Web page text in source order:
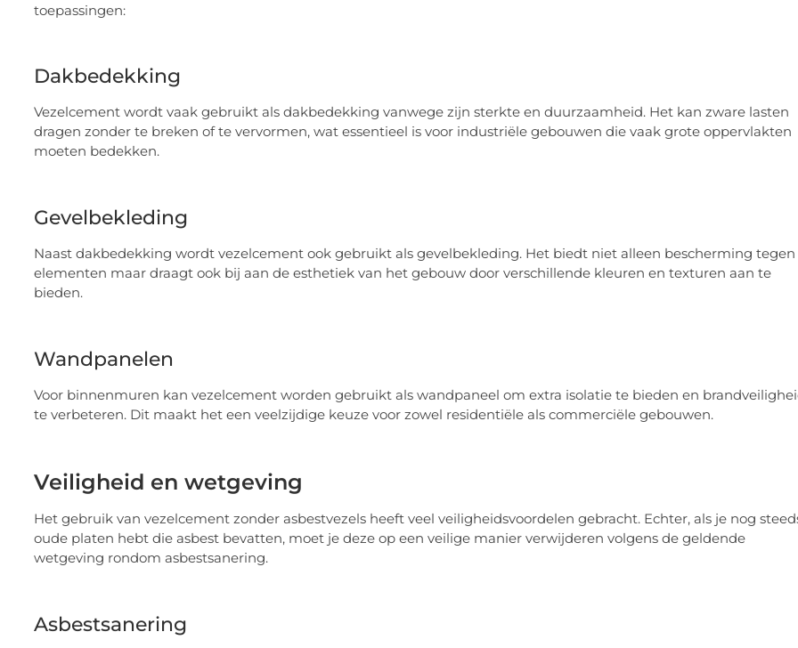
toepassingen:
Dakbedekking
Vezelcement wordt vaak gebruikt als dakbedekking vanwege zijn sterkte en duurzaamheid. Het kan zware lasten
dragen zonder te breken of te vervormen, wat essentieel is voor industriële gebouwen die vaak grote oppervlakten
moeten bedekken.
Gevelbekleding
Naast dakbedekking wordt vezelcement ook gebruikt als gevelbekleding. Het biedt niet alleen bescherming tegen
elementen maar draagt ook bij aan de esthetiek van het gebouw door verschillende kleuren en texturen aan te
bieden.
Wandpanelen
Voor binnenmuren kan vezelcement worden gebruikt als wandpaneel om extra isolatie te bieden en
te verbeteren. Dit maakt het een veelzijdige keuze voor zowel residentiële als commerciële gebouwen.
Veiligheid en wetgeving
Het gebruik van vezelcement zonder asbestvezels heeft veel veiligheidsvoordelen gebracht. Echter, als je nog
oude platen hebt die asbest bevatten, moet je deze op een veilige manier verwijderen volgens de geldende
wetgeving rondom asbestsanering.
Asbestsanering